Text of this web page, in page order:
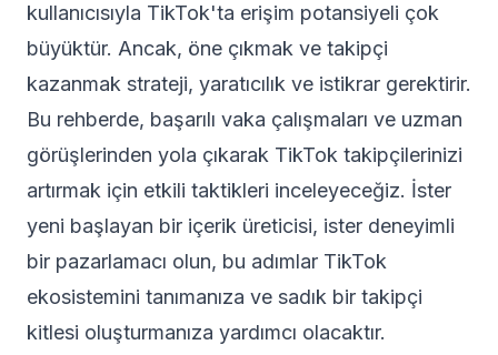
kullanıcısıyla TikTok'ta erişim potansiyeli çok
büyüktür. Ancak, öne çıkmak ve takipçi
kazanmak strateji, yaratıcılık ve istikrar gerektirir.
Bu rehberde, başarılı vaka çalışmaları ve uzman
görüşlerinden yola çıkarak TikTok takipçilerinizi
artırmak için etkili taktikleri inceleyeceğiz. İster
yeni başlayan bir içerik üreticisi, ister deneyimli
bir pazarlamacı olun, bu adımlar TikTok
ekosistemini tanımanıza ve sadık bir takipçi
kitlesi oluşturmanıza yardımcı olacaktır.